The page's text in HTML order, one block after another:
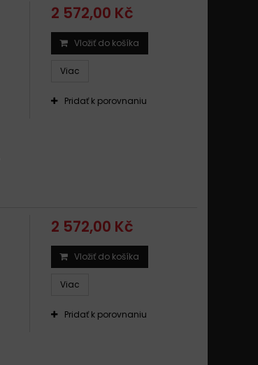
2 572,00 Kč
Vložiť do košíka
Viac
Pridať k porovnaniu
2 572,00 Kč
Vložiť do košíka
Viac
Pridať k porovnaniu